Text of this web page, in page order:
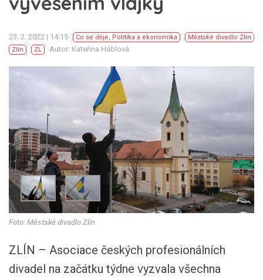
23. 2. 2022 | 14:15 Co se děje, Politika a ekonomika
Městské divadlo Zlín
Zlín
ZL Autor: Kateřina Háblová
Foto: Městské divadlo Zlín
ZLÍN – Asociace českých profesionálních
divadel na začátku týdne vyzvala všechna